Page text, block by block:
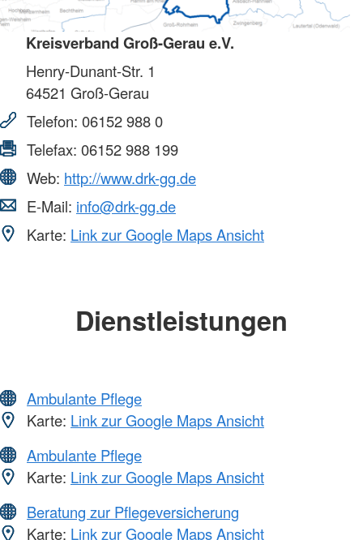
Kreisverband Groß-Gerau e.V.
Henry-Dunant-Str. 1
64521 Groß-Gerau
Telefon: 06152 988 0
Telefax: 06152 988 199
Web: http://www.drk-gg.de
E-Mail: info@drk-gg.de
Karte: Link zur Google Maps Ansicht
Dienstleistungen
Ambulante Pflege
Karte: Link zur Google Maps Ansicht
Ambulante Pflege
Karte: Link zur Google Maps Ansicht
Beratung zur Pflegeversicherung
Karte: Link zur Google Maps Ansicht